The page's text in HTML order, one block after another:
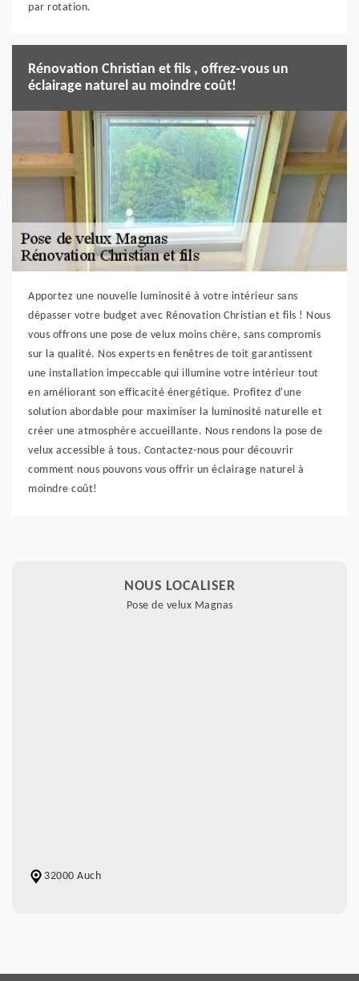
par rotation.
Rénovation Christian et fils , offrez-vous un
éclairage naturel au moindre coût!
Apportez une nouvelle luminosité à votre intérieur sans
dépasser votre budget avec Rénovation Christian et fils ! Nous
vous offrons une pose de velux moins chère, sans compromis
sur la qualité. Nos experts en fenêtres de toit garantissent
une installation impeccable qui illumine votre intérieur tout
en améliorant son efficacité énergétique. Profitez d'une
solution abordable pour maximiser la luminosité naturelle et
créer une atmosphère accueillante. Nous rendons la pose de
velux accessible à tous. Contactez-nous pour découvrir
comment nous pouvons vous offrir un éclairage naturel à
moindre coût!
NOUS LOCALISER
Pose de velux Magnas
32000 Auch